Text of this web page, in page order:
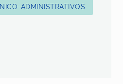
ADMINISTRATIVOS